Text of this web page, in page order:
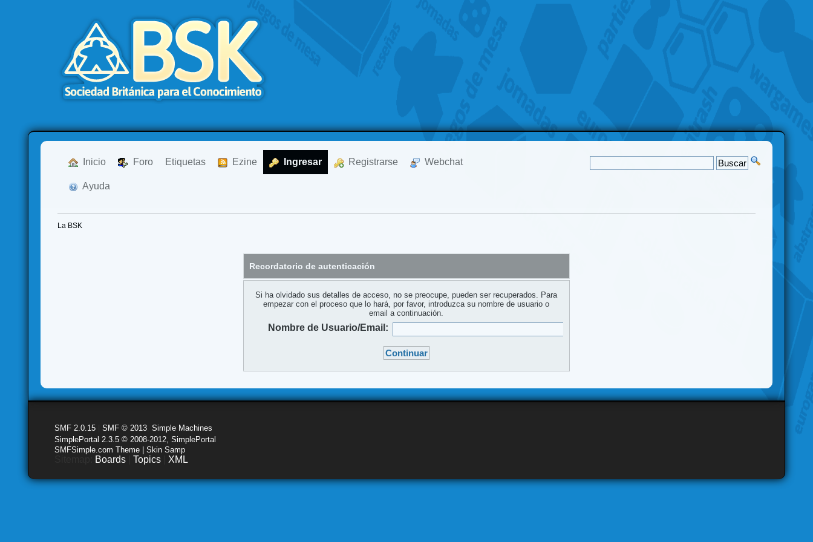
Inicio Foro Etiquetas Ezine Ingresar Registrarse Webchat
Ayuda
La BSK
Recordatorio de autenticación
Si ha olvidado sus detalles de acceso, no se preocupe, pueden ser recuperados. Para
empezar con el proceso que lo hará, por favor, introduzca su nombre de usuario o
email a continuación.
Nombre de Usuario/Email:
SMF 2.0.15 |SMF © 2013 ,Simple Machines
SimplePortal 2.3.5 © 2008-2012, SimplePortal
SMFSimple.com Theme | Skin Samp
Boards |Topics XML